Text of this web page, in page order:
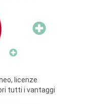
licenze
tutti i vantaggi